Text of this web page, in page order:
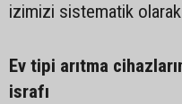
izimizi sistematik olarak
Ev tipi arıtma
israfı